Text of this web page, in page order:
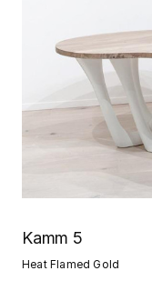
Kamm 5
Heat Flamed Gold